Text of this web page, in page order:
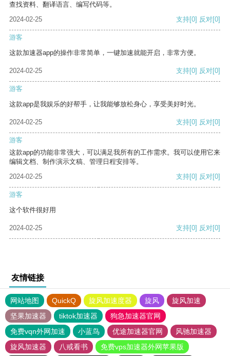
查找资料、翻译语言、编写代码等。
2024-02-25
支持[0] 反对[0]
游客
这款加速器app的操作非常简单，一键加速就能开启，非常方便。
2024-02-25 支持[0] 反对[0]
游客
这款app是我娱乐的好帮手，让我能够放松身心，享受美好时光。
2024-02-25 支持[0] 反对[0]
游客
这款app的功能非常强大，可以满足我所有的工作需求。我可以使用它来
编辑文档、制作演示文稿、管理日程安排等。
2024-02-25
支持[0] 反对[0]
游客
这个软件很好用
2024-02-25 支持[0] 反对[0]
友情链接
网站地图 QuickQ 旋风加速度器 旋风
旋风加速
坚果加速器
tiktok加速器
狗急加速器官网
免费vqn外网加速
小蓝鸟 优途加速器官网
风驰加速器
旋风加速器
八戒看书 免费vps加速器外网苹果版